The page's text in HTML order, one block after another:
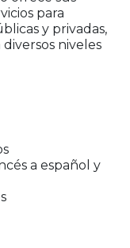
para
y privadas,
niveles
a español y